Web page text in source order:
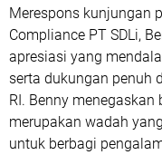
Merespons kunjungan
Compliance PT SDLi,
apresiasi yang
serta dukungan penuh
RI. Benny
merupakan wadah
untuk berbagi